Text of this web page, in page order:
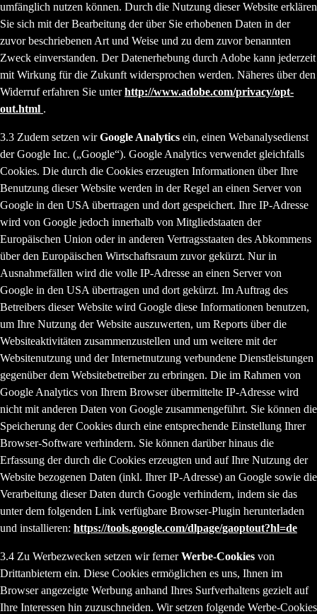
umfänglich nutzen können. Durch die Nutzung dieser Website erklären
Sie sich mit der Bearbeitung der über Sie erhobenen Daten in der
zuvor beschriebenen Art und Weise und zu dem zuvor benannten
Zweck einverstanden. Der Datenerhebung durch Adobe kann jederzeit
mit Wirkung für die Zukunft widersprochen werden. Näheres über den
Widerruf erfahren Sie unterhttp://www.adobe.com/privacy/opt-
out.html .
3.3 Zudem setzen wirGoogle Analytics ein, einen Webanalysedienst
der Google Inc. („Google“). Google Analytics verwendet gleichfalls
Cookies. Die durch die Cookies erzeugten Informationen über Ihre
Benutzung dieser Website werden in der Regel an einen Server von
Google in den USA übertragen und dort gespeichert. Ihre IP-Adresse
wird von Google jedoch innerhalb von Mitgliedstaaten der
Europäischen Union oder in anderen Vertragsstaaten des Abkommens
über den Europäischen Wirtschaftsraum zuvor gekürzt. Nur in
Ausnahmefällen wird die volle IP-Adresse an einen Server von
Google in den USA übertragen und dort gekürzt. Im Auftrag des
Betreibers dieser Website wird Google diese Informationen benutzen,
um Ihre Nutzung der Website auszuwerten, um Reports über die
Websiteaktivitäten zusammenzustellen und um weitere mit der
Websitenutzung und der Internetnutzung verbundene Dienstleistungen
gegenüber dem Websitebetreiber zu erbringen. Die im Rahmen von
Google Analytics von Ihrem Browser übermittelte IP-Adresse wird
nicht mit anderen Daten von Google zusammengeführt. Sie können die
Speicherung der Cookies durch eine entsprechende Einstellung Ihrer
Browser-Software verhindern. Sie können darüber hinaus die
Erfassung der durch die Cookies erzeugten und auf Ihre Nutzung der
Website bezogenen Daten (inkl. Ihrer IP-Adresse) an Google sowie die
Verarbeitung dieser Daten durch Google verhindern, indem sie das
unter dem folgenden Link verfügbare Browser-Plugin herunterladen
und installieren: https://tools.google.com/dlpage/gaoptout?hl=de
3.4 Zu Werbezwecken setzen wir fernerWerbe-Cookies von
Drittanbietern ein. Diese Cookies ermöglichen es uns, Ihnen im
Browser angezeigte Werbung anhand Ihres Surfverhaltens gezielt auf
Ihre Interessen hin zuzuschneiden. Wir setzen folgende Werbe-Cookies